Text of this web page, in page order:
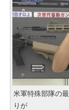
米軍特殊部隊の
りが